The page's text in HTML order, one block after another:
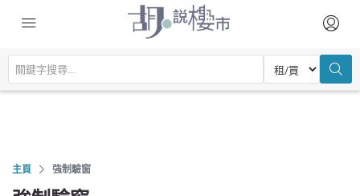
主頁 強制驗窗